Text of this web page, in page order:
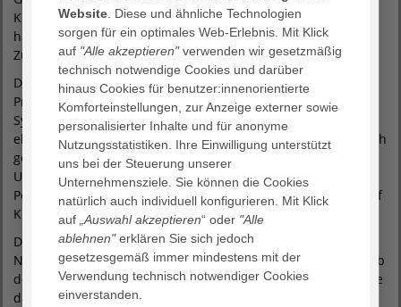
Klinikmanager müssen frei denken, eine klare Vorstellung
haben und voller Überzeugung mit ihrem Team an der
Zukunft ihrer Einrichtungen arbeiten.“
Die Rolle einer Gestalterin traut er Dr. Cornelia Sack zu 100
Prozent zu. Die gebürtige Kölnerin kennt sich mit
Synergieeffekten in Verbünden und Servicegesellschaften
ebenso aus wie mit der besonderen Kultur in einem christlich
geprägten Krankenhaus. Cornelia Sack war 16 Jahre an der
Universitätsmedizin Essen (UME) in unterschiedlichen
Positionen tätig, zuletzt war sie Geschäftsführerin im St. Josef
Krankenhaus Essen-Werden (SJK).
Die Umsetzung der neuen Krankenhausplanung für
Nordrhein-Westfalen, die bundesweit als Vorreiter gilt, soll ab
dem 1. Januar 2025 erfolgen. „Einen innovativen Standort wie
das AGAPLESION BETHESDA KRANKENHAUS WUPPERTAL in
Website . Diese und ähnliche Technologien
sorgen für ein optimales Web-Erlebnis. Mit Klick
auf "Alle akzeptieren"verwenden wir gesetzmäßig
technisch notwendige Cookies und darüber
hinaus Cookies für benutzer:innenorientierte
Komforteinstellungen, zur Anzeige externer sowie
personalisierter Inhalte und für anonyme
Nutzungsstatistiken. Ihre Einwilligung unterstützt
uns bei der Steuerung unserer
Unternehmensziele. Sie können die Cookies
natürlich auch individuell konfigurieren. Mit Klick
auf „Auswahl akzeptieren“ oder "Alle
ablehnen"erklären Sie sich jedoch
gesetzesgemäß immer mindestens mit der
Verwendung technisch notwendiger Cookies
einverstanden.